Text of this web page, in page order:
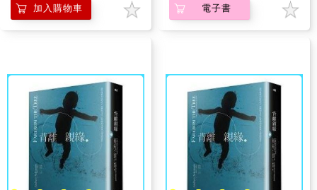
加入購物車 電子書